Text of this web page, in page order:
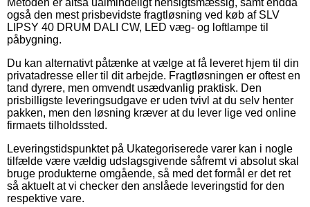
også den mest prisbevidste fragtløsning ved køb af SLV
LIPSY 40 DRUM DALI CW, LED væg- og loftlampe til
påbygning.
Du kan alternativt påtænke at vælge at få leveret hjem til din
privatadresse eller til dit arbejde. Fragtløsningen er oftest en
tand dyrere, men omvendt usædvanlig praktisk. Den
prisbilligste leveringsudgave er uden tvivl at du selv henter
pakken, men den løsning kræver at du lever lige ved online
firmaets tilholdssted.
Leveringstidspunktet på Ukategoriserede varer kan i nogle
tilfælde være vældig udslagsgivende såfremt vi absolut skal
bruge produkterne omgående, så med det formål er det ret
så aktuelt at vi checker den anslåede leveringstid for den
respektive vare.